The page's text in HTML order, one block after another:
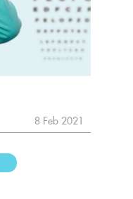
8 Feb 2021